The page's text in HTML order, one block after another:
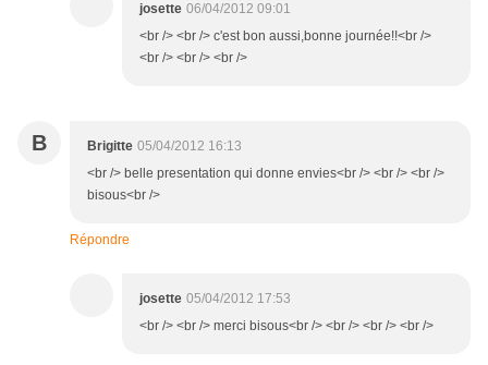
josette 06/04/2012 09:01
<br /> <br /> c'est bon aussi,bonne journée!!<br />
<br /> <br /> <br />
B Brigitte 05/04/2012 16:13
<br /> belle presentation qui donne envies<br /> <br /> <br />
bisous<br />
Répondre
josette 05/04/2012 17:53
<br /> <br /> merci bisous<br /> <br /> <br /> <br />